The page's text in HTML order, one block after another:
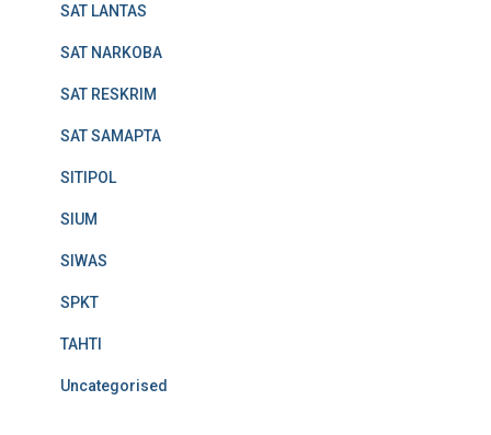
SAT LANTAS
SAT NARKOBA
SAT RESKRIM
SAT SAMAPTA
SITIPOL
SIUM
SIWAS
SPKT
TAHTI
Uncategorised